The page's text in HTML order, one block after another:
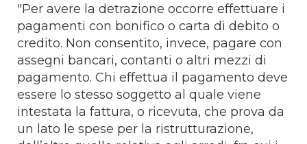
"Per avere la detrazione occorre effettuare i
pagamenti con bonifico o carta di debito o
credito. Non consentito, invece, pagare con
assegni bancari, contanti o altri mezzi di
pagamento. Chi effettua il pagamento deve
essere lo stesso soggetto al quale viene
intestata la fattura, o ricevuta, che prova da
un lato le spese per la ristrutturazione,